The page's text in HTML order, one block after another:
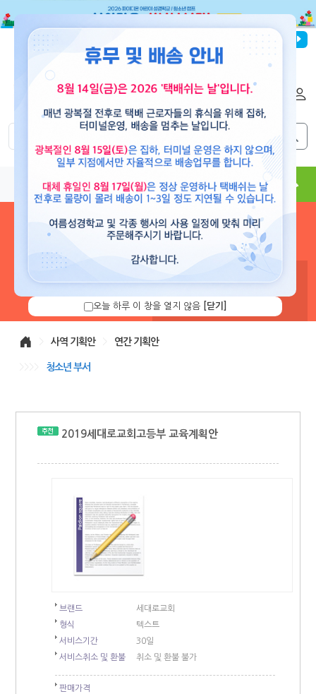
파이디온선교회
도서 뮤직 용품 현수막 콘텐츠
로그인 하시면 보유 캐쉬 확
니다.
사역 기획안 연간 기획안
청소년 부서
2019세대로교회고등부 교육계획안
브랜드
세대로교회
형식
텍스트
서비스기간
30일
서비스취소 및 환불
취소 및 환불 불가
판매가격
오늘 하루 이 창을 열지 않음 [닫기]